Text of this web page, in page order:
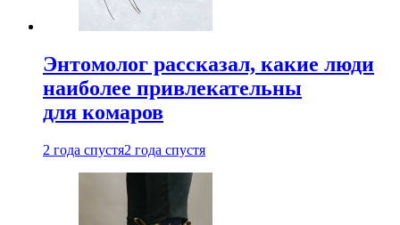
Энтомолог рассказал, какие люди
наиболее привлекательны
для комаров
2 года спустя2 года спустя